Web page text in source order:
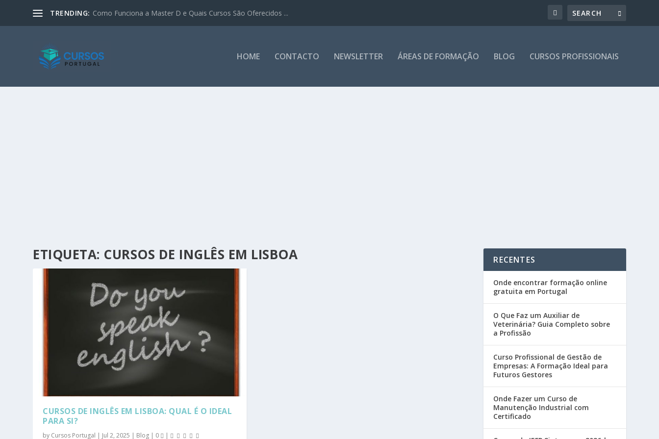
TRENDING: Como Funciona a Master D e Quais Cursos São Oferecidos ...
HOME CONTACTO NEWSLETTER ÁREAS DE FORMAÇÃO BLOG CURSOS PROFISSIONAIS
ETIQUETA: CURSOS DE INGLÊS EM LISBOA
CURSOS DE INGLÊS EM LISBOA: QUAL É O IDEAL
PARA SI?
by Cursos Portugal | Jul 2, 2025 | Blog | 0 |
RECENTES
Onde encontrar formação online
gratuita em Portugal
O Que Faz um Auxiliar de
Veterinária? Guia Completo sobre
a Profissão
Curso Profissional de Gestão de
Empresas: A Formação Ideal para
Futuros Gestores
Onde Fazer um Curso de
Manutenção Industrial com
Certificado